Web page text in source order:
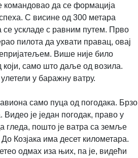
командовао да се формација
С висине од 300 метара
се ускладе с равним путем. Прво
пилота да ухвати правац, овај
Више није било
који, само што даље од возила.
у баражну ватру.
само пуца од погодака. Брзо
је један погодак, право у
гледа, пошто је ватра са земље
Козјака има десет километара.
одмах иза њих, па је, видећи